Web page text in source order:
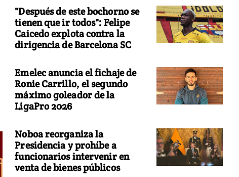
"Después de este bochorno se
tienen que ir todos": Felipe
Caicedo explota contra la
dirigencia de Barcelona SC
Emelec anuncia el fichaje de
Ronie Carrillo, el segundo
máximo goleador de la
LigaPro 2026
Noboa reorganiza la
Presidencia y prohíbe a
funcionarios intervenir en
venta de bienes públicos